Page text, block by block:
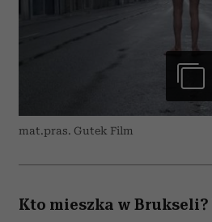
mat.pras. Gutek Film
Kto mieszka w